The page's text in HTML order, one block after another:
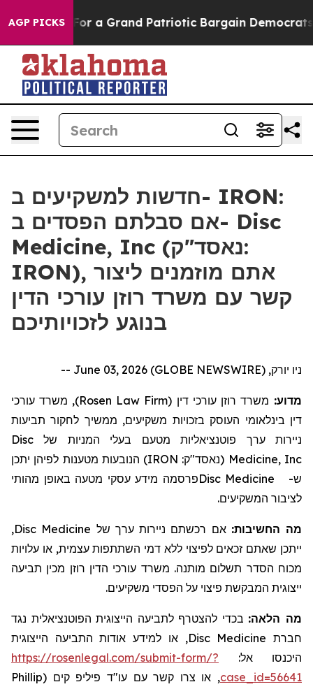
AGP PICKS
out... For a Grand Patriotic Bargain Democrats
חדשות למשקיעים ב- IRON:
אם סבלתם הפסדים ב- Disc
Medicine, Inc (נאסד"ק:
IRON), אתם מוזמנים ליצור
קשר עם משרד רוזן עורכי הדין
בנוגע לזכויותיכם
ניו יורק, June 03, 2026 (GLOBE NEWSWIRE) --
מדוע: משרד רוזן עורכי דין (Rosen Law Firm
), משרד עורכי
דין בינלאומי העוסק בזכויות משקיעים, ממשיך לחקור תביעות
ניירות ערך פוטנציאליות מטעם בעלי המניות של Disc
Medicine, Inc (נאסד"ק: IRON
) הנובעות מטענות לפיהן יתכן
ש-
Disc Medicineפרסמה מידע עסקי מטעה באופן מהותי
לציבור המשקיעים.
מה החשיבות: אם רכשתם ניירות ערך של Disc Medicine
,
ייתכן שאתם זכאים לפיצוי ללא דמי השתתפות עצמית, או עלויות
מכוח הסדר תשלום מותנה. משרד עורכי הדין רוזן מכין תביעה
ייצוגית המבקשת פיצוי על הפסדי משקיעים.
מה הלאה: בכדי להצטרף לתביעה הייצוגית הפוטנציאלית נגד
חברת Disc Medicine, או למידע אודות התביעה הייצוגית
היכנסו אל: https://rosenlegal.com/submit-form/?
case_id=56641, או צרו קשר עם עו"ד פיליפ קים (Phillip